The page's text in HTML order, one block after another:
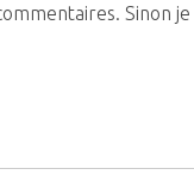
Sinon je